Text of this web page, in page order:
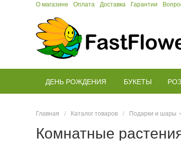
О магазине Оплата Доставка Гарантии
ДЕНЬ РОЖДЕНИЯ БУКЕТЫ
Главная / Каталог товаров / Подарки и шары
Комнатные